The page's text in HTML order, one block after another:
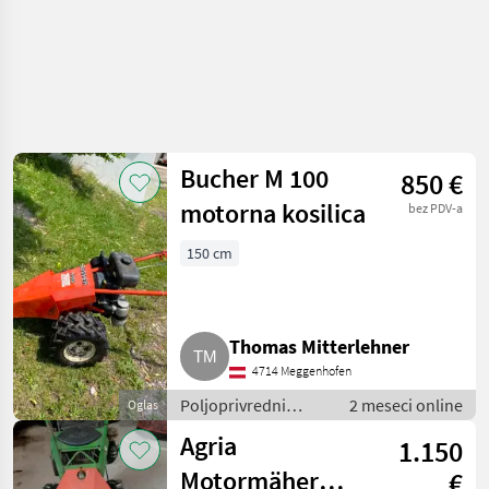
Oglas
Bucher M 100
motorna kosilica
850 €
bez PDV-a
150 cm
Thomas Mitterlehner
4714 Meggenhofen
Poljoprivredni
motorni strojevi /
Motokultivatori i
motorne freze
2 meseci online
Agria
Motormäher
1.150